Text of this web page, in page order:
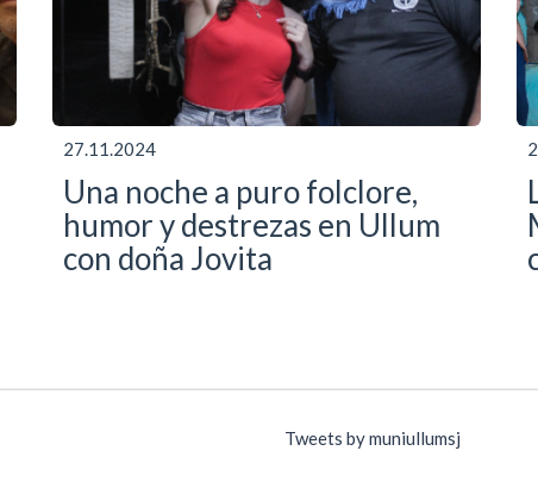
27.11.2024
Una noche a puro folclore,
humor y destrezas en Ullum
con doña Jovita
Tweets by muniullumsj